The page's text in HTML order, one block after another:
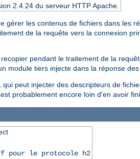
2.4.24 du serveur HTTP Apache.
gérer les contenus de fichiers dans les
de la requête vers la connexion
recopier pendant le traitement de la
module tiers injecte dans la réponse
qui peut injecter des descripteurs de
est probablement encore loin d'en avoir
pour le protocole h2